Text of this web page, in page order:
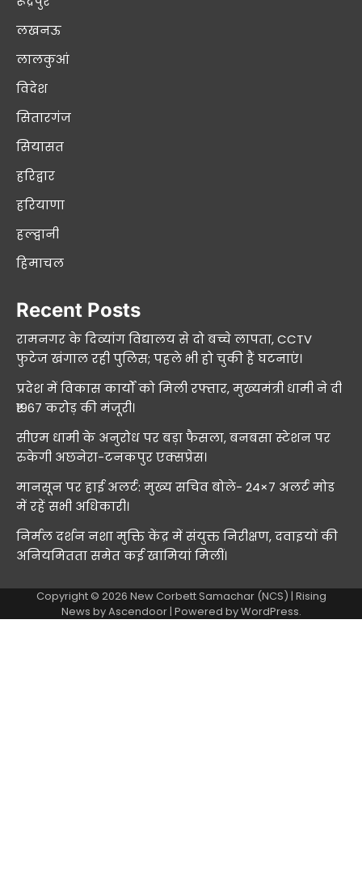
लखनऊ
लालकुआं
विदेश
सितारगंज
सियासत
हरिद्वार
हरियाणा
हल्द्वानी
हिमाचल
Recent Posts
रामनगर के दिव्यांग विद्यालय से दो बच्चे लापता, CCTV
फुटेज खंगाल रही पुलिस; पहले भी हो चुकी हैं घटनाएं।
प्रदेश में विकास कार्यों को मिली रफ्तार, मुख्यमंत्री धामी ने दी
₹1967 करोड़ की मंजूरी।
सीएम धामी के अनुरोध पर बड़ा फैसला, बनबसा स्टेशन पर
रुकेगी अछनेरा-टनकपुर एक्सप्रेस।
मानसून पर हाई अलर्ट: मुख्य सचिव बोले- 24×7 अलर्ट मोड
में रहें सभी अधिकारी।
निर्मल दर्शन नशा मुक्ति केंद्र में संयुक्त निरीक्षण, दवाइयों की
अनियमितता समेत कई खामियां मिलीं।
Copyright © 2026 New Corbett Samachar (NCS) | Rising
News byAscendoor| Powered byWordPress.